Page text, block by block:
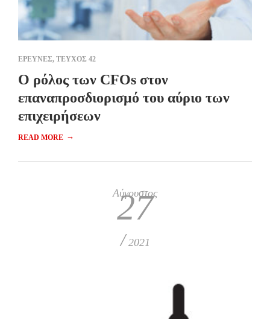
ΕΡΕΥΝΕΣ, ΤΕΥΧΟΣ 42
O ρόλος των CFOs στον
επαναπροσδιορισμό του αύριο των
επιχειρήσεων
READ MORE →
Αύγουστος
27
/ 2021